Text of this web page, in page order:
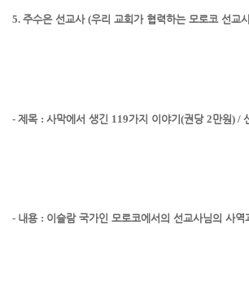
5. 주수은 선교사 (우리 교회가 협력하는 모로코 선교
- 제목 : 사막에서 생긴 119가지 이야기(권당 2만원) /
- 내용 : 이슬람 국가인 모로코에서의 선교사님의 사역